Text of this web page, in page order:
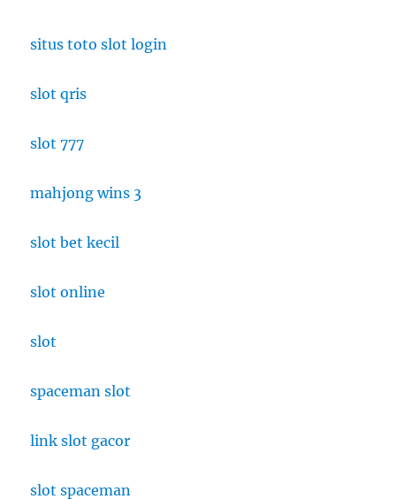
situs toto slot login
slot qris
slot 777
mahjong wins 3
slot bet kecil
slot online
slot
spaceman slot
link slot gacor
slot spaceman